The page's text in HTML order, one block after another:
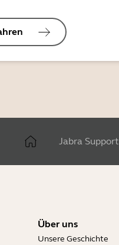
Jabra Support
Über uns
Unsere Geschichte